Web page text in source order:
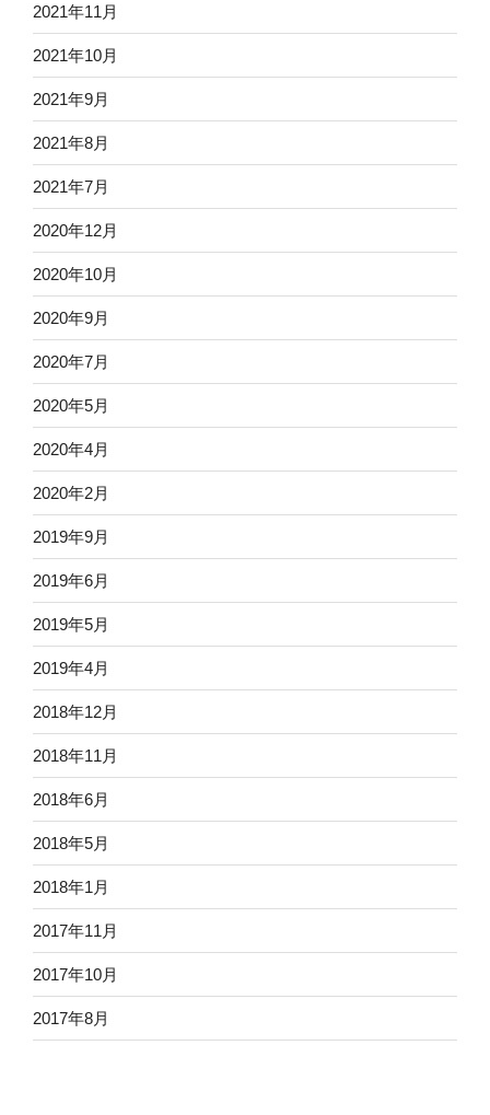
2021年11月
2021年10月
2021年9月
2021年8月
2021年7月
2020年12月
2020年10月
2020年9月
2020年7月
2020年5月
2020年4月
2020年2月
2019年9月
2019年6月
2019年5月
2019年4月
2018年12月
2018年11月
2018年6月
2018年5月
2018年1月
2017年11月
2017年10月
2017年8月